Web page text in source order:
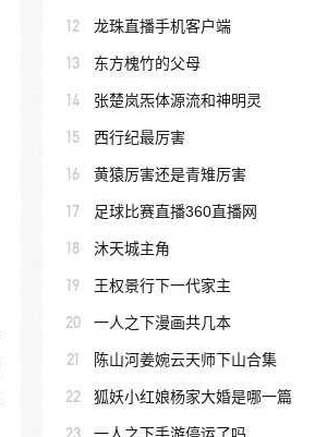
12 龙珠直播手机客户端
13 东方槐竹的父母
14 张楚岚炁体源流和神明灵
15 西行纪最厉害
16 黄猿厉害还是青雉厉害
17 足球比赛直播360直播网
18 沐天城主角
19 王权景行下一代家主
20 一人之下漫画共几本
21 陈山河姜婉云天师下山合集
22 狐妖小红娘杨家大婚是哪一篇